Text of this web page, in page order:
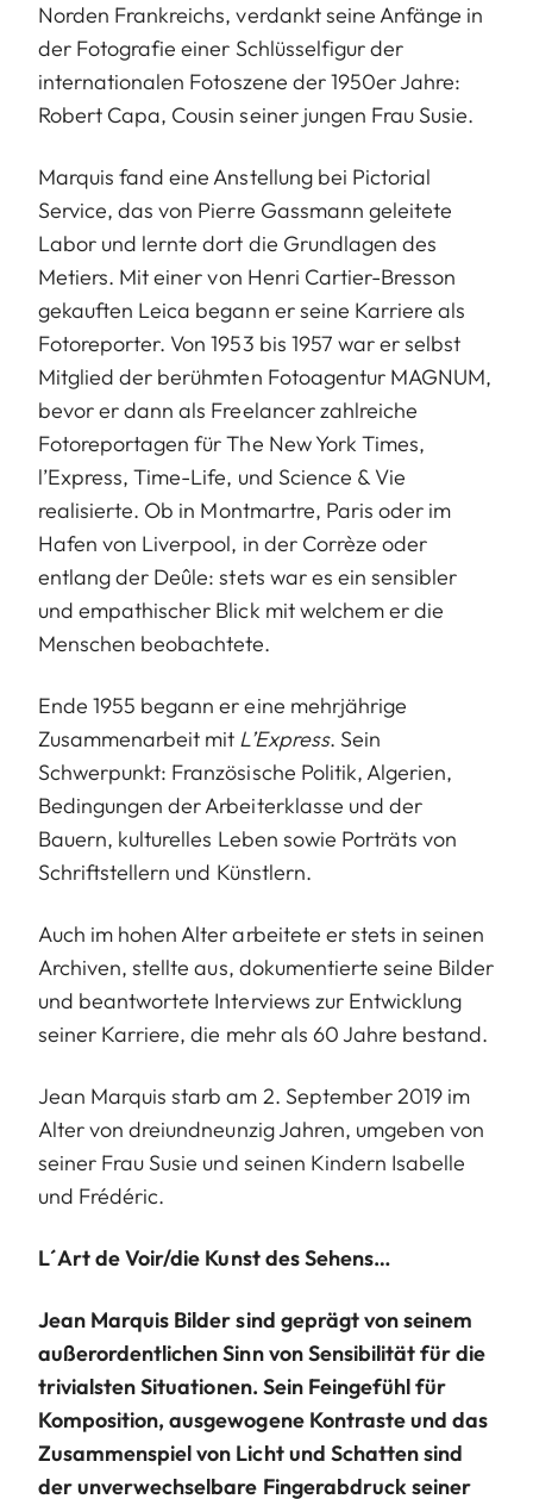
Norden Frankreichs, verdankt seine Anfänge in
der Fotografie einer Schlüsselfigur der
internationalen Fotoszene der 1950er Jahre:
Robert Capa, Cousin seiner jungen Frau Susie.
Marquis fand eine Anstellung bei Pictorial
Service, das von Pierre Gassmann geleitete
Labor und lernte dort die Grundlagen des
Metiers. Mit einer von Henri Cartier-Bresson
gekauften Leica begann er seine Karriere als
Fotoreporter. Von 1953 bis 1957 war er selbst
Mitglied der berühmten Fotoagentur MAGNUM,
bevor er dann als Freelancer zahlreiche
Fotoreportagen für The New York Times,
l’Express, Time-Life, und Science & Vie
realisierte. Ob in Montmartre, Paris oder im
Hafen von Liverpool, in der Corrèze oder
entlang der Deûle: stets war es ein sensibler
und empathischer Blick mit welchem er die
Menschen beobachtete.
Ende 1955 begann er eine mehrjährige
Zusammenarbeit mit L’Express. Sein
Schwerpunkt: Französische Politik, Algerien,
Bedingungen der Arbeiterklasse und der
Bauern, kulturelles Leben sowie Porträts von
Schriftstellern und Künstlern.
Auch im hohen Alter arbeitete er stets in seinen
Archiven, stellte aus, dokumentierte seine Bilder
und beantwortete Interviews zur Entwicklung
seiner Karriere, die mehr als 60 Jahre bestand.
Jean Marquis starb am 2. September 2019 im
Alter von dreiundneunzig Jahren, umgeben von
seiner Frau Susie und seinen Kindern Isabelle
und Frédéric.
L´Art de Voir/die Kunst des Sehens…
Jean Marquis Bilder sind geprägt von seinem
außerordentlichen Sinn von Sensibilität für die
trivialsten Situationen. Sein Feingefühl für
Komposition, ausgewogene Kontraste und das
Zusammenspiel von Licht und Schatten sind
der unverwechselbare Fingerabdruck seiner